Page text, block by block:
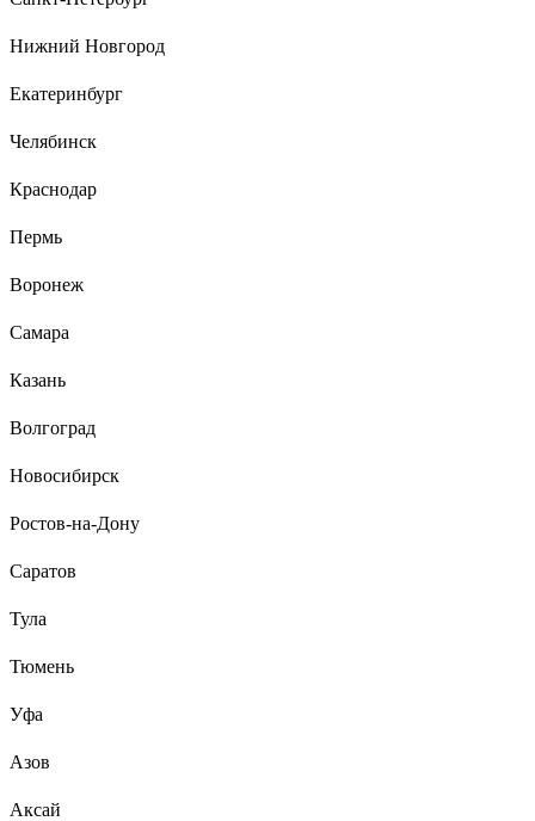
работает и подсвечивается. Сам power bank небольшой,
хорошо лежит в руке и не такой тяжелый, как многие на
такую же ёмкость. Очень приятный внешний вид. На
сколько зарядов хватает не скажу, так как брала в подарок.
Отзыв об аккумуляторе Robiton DECT-T356-
Дмитрий
теперь как новый)
Нижний Новгород
Екатеринбург
Челябинск
Краснодар
Пермь
Воронеж
Самара
Казань
Волгоград
Новосибирск
Ростов-на-Дону
Саратов
Тула
Тюмень
Уфа
Азов
Аксай